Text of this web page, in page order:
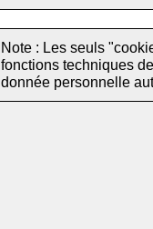
Note : Les seuls
fonctions techniques
donnée personnelle